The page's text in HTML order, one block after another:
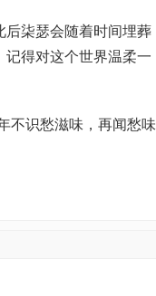
柒瑟会随着时间埋葬
得对这个世界温柔一
识愁滋味，再闻愁味